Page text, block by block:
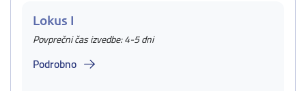
Lokus I
Povprečni čas izvedbe: 4-5 dni
Podrobno